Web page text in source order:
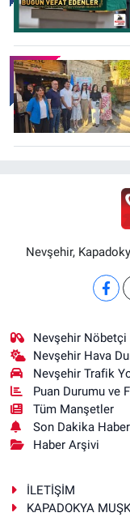
Nevşehir,
Nevşehir Nöbetçi
Nevşehir Hava
Nevşehir Trafik
Puan Durumu ve
Tüm Manşetler
Son Dakika
Haber Arşivi
İLETİŞİM
KAPADOKYA